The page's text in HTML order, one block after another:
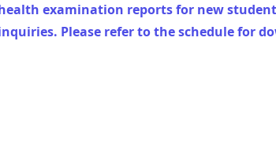
examination reports for new
Please refer to the schedule for